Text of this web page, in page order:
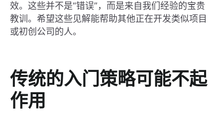
效。这些并不是“错误”，而是来自我们经验的宝贵
教训。希望这些见解能帮助其他正在开发类似项目
或初创公司的人。
传统的入门策略可能不起
作用